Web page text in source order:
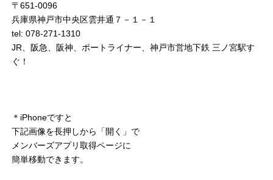
〒651-0096
兵庫県神戸市中央区雲井通７－１－１
tel: 078-271-1310
JR、阪急、阪神、ポートライナー、神戸市営地下鉄 三ノ宮駅す
ぐ！
＊iPhoneですと
下記画像を長押しから「開く」で
メンバーズアプリ取得ページに
簡単移動できます。